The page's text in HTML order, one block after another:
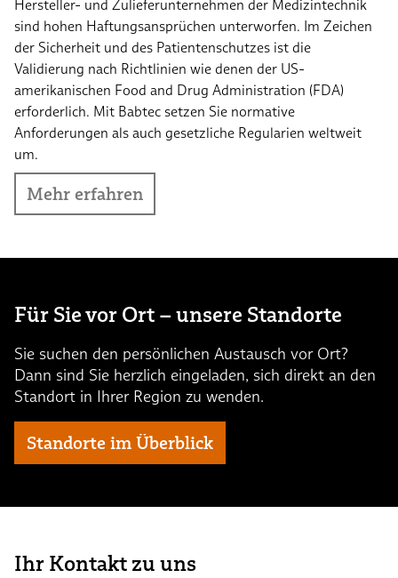
Hersteller- und Zulieferunternehmen der Medizintechnik
sind hohen Haftungsansprüchen unterworfen. Im Zeichen
der Sicherheit und des Patientenschutzes ist die
Validierung nach Richtlinien wie denen der US-
amerikanischen Food and Drug Administration (FDA)
erforderlich. Mit Babtec setzen Sie normative
Anforderungen als auch gesetzliche Regularien weltweit
um.
Mehr erfahren
Für Sie vor Ort – unsere Standorte
Sie suchen den persönlichen Austausch vor Ort?
Dann sind Sie herzlich eingeladen, sich direkt an den
Standort in Ihrer Region zu wenden.
Standorte im Überblick
Ihr Kontakt zu uns